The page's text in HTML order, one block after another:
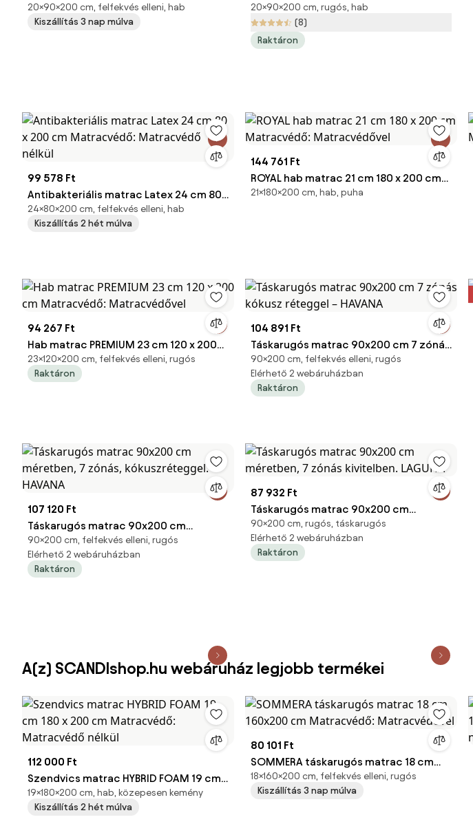
200 cm Matracvédő: Matracvédő
nélkül
20×90×200 cm, felfekvés elleni, hab
Kiszállítás 3 nap múlva
200 cm Matracvédő: Matracvédővel
20×90×200 cm, rugós, hab
(8)
Raktáron
99 578 Ft
Antibakteriális matrac Latex 24 cm 80
x 200 cm Matracvédő: Matracvédő
nélkül
24×80×200 cm, felfekvés elleni, hab
Kiszállítás 2 hét múlva
144 761 Ft
ROYAL hab matrac 21 cm 180 x 200 cm
Matracvédő: Matracvédővel
21×180×200 cm, hab, puha
94 267 Ft
Hab matrac PREMIUM 23 cm 120 x 200
cm Matracvédő: Matracvédővel
23×120×200 cm, felfekvés elleni, rugós
Raktáron
104 891 Ft
Táskarugós matrac 90x200 cm 7 zónás
kókusz réteggel – HAVANA
90×200 cm, felfekvés elleni, rugós
Elérhető 2 webáruházban
Raktáron
107 120 Ft
Táskarugós matrac 90x200 cm
méretben, 7 zónás, kókuszréteggel.
HAVANA
90×200 cm, felfekvés elleni, rugós
Elérhető 2 webáruházban
Raktáron
87 932 Ft
Táskarugós matrac 90x200 cm
méretben, 7 zónás kivitelben. LAGUNA
90×200 cm, rugós, táskarugós
Elérhető 2 webáruházban
Raktáron
A(z) SCANDIshop.hu webáruház legjobb termékei
112 000 Ft
Szendvics matrac HYBRID FOAM 19 cm
180 x 200 cm Matracvédő: Matracvédő
nélkül
19×180×200 cm, hab, közepesen kemény
Kiszállítás 2 hét múlva
80 101 Ft
SOMMERA táskarugós matrac 18 cm
160x200 cm Matracvédő:
Matracvédővel
18×160×200 cm, felfekvés elleni, rugós
Kiszállítás 3 nap múlva